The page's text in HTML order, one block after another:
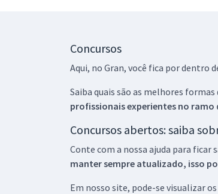
Concursos
Aqui, no Gran, você fica por dentro
Saiba quais são as melhores formas
profissionais experientes no ramo
Concursos abertos: saiba
Conte com a nossa ajuda para ficar
manter sempre atualizado, isso
Em nosso site, pode-se visualizar